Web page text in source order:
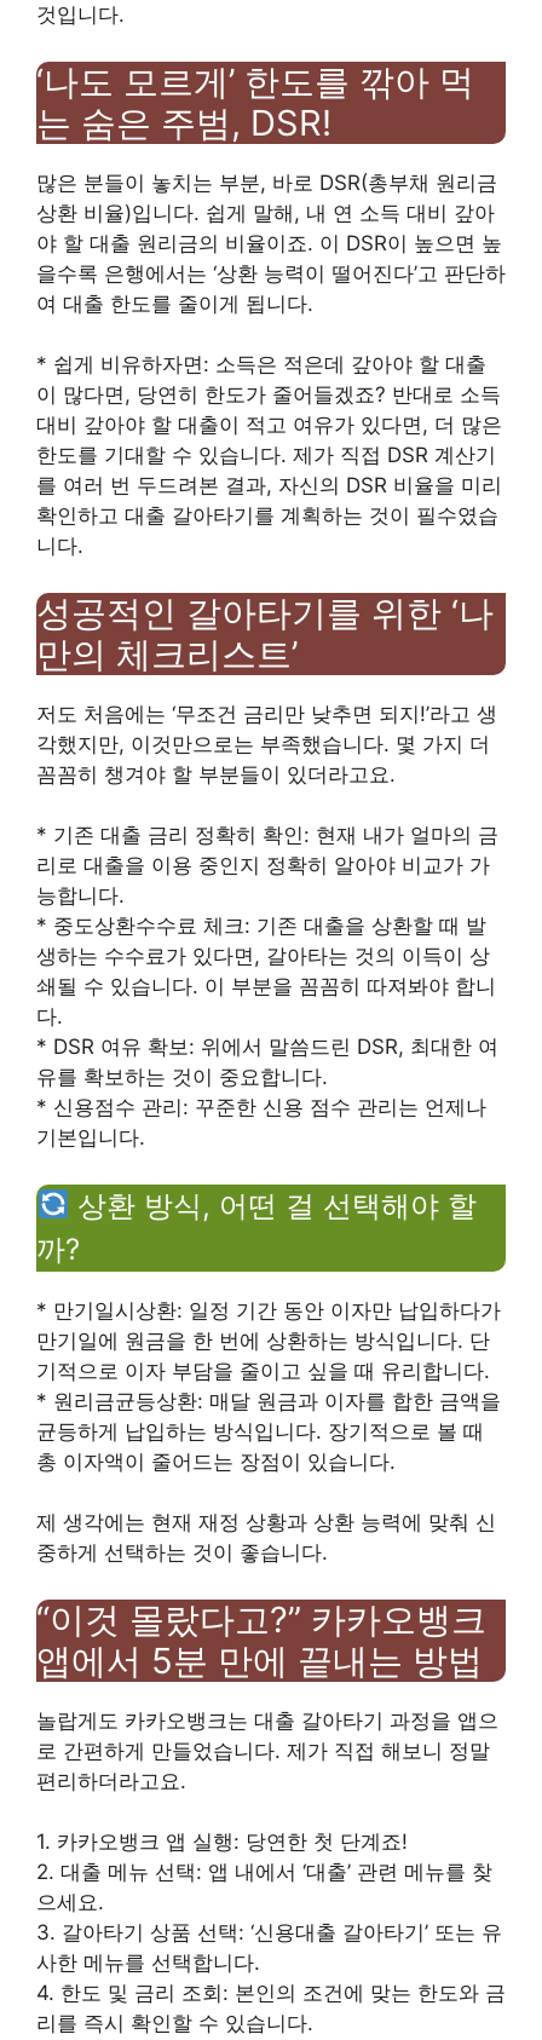
것입니다.
‘나도 모르게’ 한도를 깎아 먹
는 숨은 주범, DSR!
많은 분들이 놓치는 부분, 바로 DSR(총부채 원리금
상환 비율)입니다. 쉽게 말해, 내 연 소득 대비 갚아
야 할 대출 원리금의 비율이죠. 이 DSR이 높으면 높
을수록 은행에서는 ‘상환 능력이 떨어진다’고 판단하
여 대출 한도를 줄이게 됩니다.
* 쉽게 비유하자면: 소득은 적은데 갚아야 할 대출
이 많다면, 당연히 한도가 줄어들겠죠? 반대로 소득
대비 갚아야 할 대출이 적고 여유가 있다면, 더 많은
한도를 기대할 수 있습니다. 제가 직접 DSR 계산기
를 여러 번 두드려본 결과, 자신의 DSR 비율을 미리
확인하고 대출 갈아타기를 계획하는 것이 필수였습
니다.
성공적인 갈아타기를 위한 ‘나
만의 체크리스트’
저도 처음에는 ‘무조건 금리만 낮추면 되지!’라고 생
각했지만, 이것만으로는 부족했습니다. 몇 가지 더
꼼꼼히 챙겨야 할 부분들이 있더라고요.
* 기존 대출 금리 정확히 확인: 현재 내가 얼마의 금
리로 대출을 이용 중인지 정확히 알아야 비교가 가
능합니다.
* 중도상환수수료 체크: 기존 대출을 상환할 때 발
생하는 수수료가 있다면, 갈아타는 것의 이득이 상
쇄될 수 있습니다. 이 부분을 꼼꼼히 따져봐야 합니
다.
* DSR 여유 확보: 위에서 말씀드린 DSR, 최대한 여
유를 확보하는 것이 중요합니다.
* 신용점수 관리: 꾸준한 신용 점수 관리는 언제나
기본입니다.
상환 방식, 어떤 걸 선택해야 할
까?
* 만기일시상환: 일정 기간 동안 이자만 납입하다가
만기일에 원금을 한 번에 상환하는 방식입니다. 단
기적으로 이자 부담을 줄이고 싶을 때 유리합니다.
* 원리금균등상환: 매달 원금과 이자를 합한 금액을
균등하게 납입하는 방식입니다. 장기적으로 볼 때
총 이자액이 줄어드는 장점이 있습니다.
제 생각에는 현재 재정 상황과 상환 능력에 맞춰 신
중하게 선택하는 것이 좋습니다.
“이것 몰랐다고?” 카카오뱅크
앱에서 5분 만에 끝내는 방법
놀랍게도 카카오뱅크는 대출 갈아타기 과정을 앱으
로 간편하게 만들었습니다. 제가 직접 해보니 정말
편리하더라고요.
1. 카카오뱅크 앱 실행: 당연한 첫 단계죠!
2. 대출 메뉴 선택: 앱 내에서 ‘대출’ 관련 메뉴를 찾
으세요.
3. 갈아타기 상품 선택: ‘신용대출 갈아타기’ 또는 유
사한 메뉴를 선택합니다.
4. 한도 및 금리 조회: 본인의 조건에 맞는 한도와 금
리를 즉시 확인할 수 있습니다.